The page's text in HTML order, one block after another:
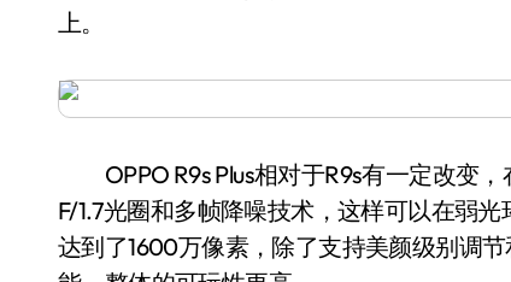
上。
OPPO R9s Plus相对于R9s有一定改变，
F/1.7光圈和多帧降噪技术，这样可以在弱
达到了1600万像素，除了支持美颜级别调